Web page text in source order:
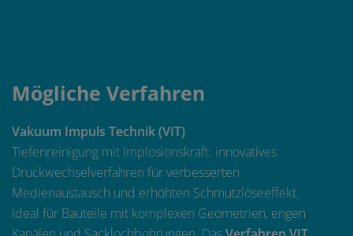
Mögliche Verfahren
Vakuum Impuls Technik (VIT)
Tiefenreinigung mit Implosionskraft: innovatives
Druckwechselverfahren für verbesserten
Medienaustausch und erhöhten Schmutzlöseeffekt.
Ideal für Bauteile mit komplexen Geometrien, engen